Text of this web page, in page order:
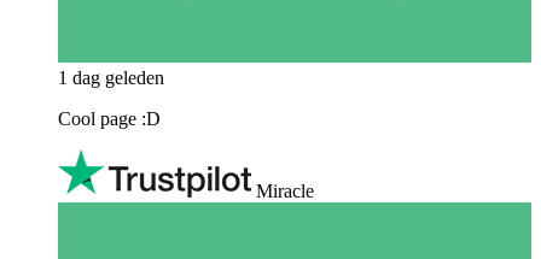
1 dag geleden
Cool page :D
Miracle